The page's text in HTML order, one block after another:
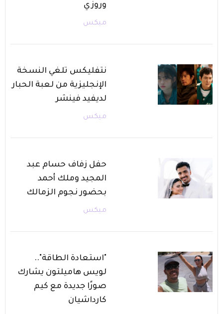
وروزي
ميكس
نتفليكس تلغي النسخة
الإنجليزية من لعبة الحبار
لديفيد فينشر
ميكس
حفل زفاف حسام عبد
المجيد وملك أحمد
بحضور نجوم الزمالك
ميكس
"استعادة الطاقة"..
لويس هاميلتون يشارك
صورًا جديدة مع كيم
كارداشيان